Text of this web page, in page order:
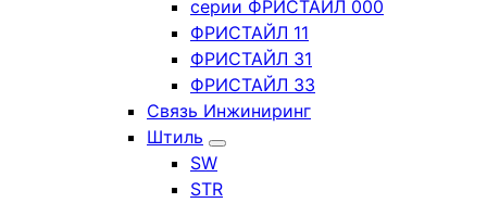
серии ФРИСТАЙЛ 000
ФРИСТАЙЛ 11
ФРИСТАЙЛ 31
ФРИСТАЙЛ 33
Связь Инжиниринг
Штиль
SW
STR